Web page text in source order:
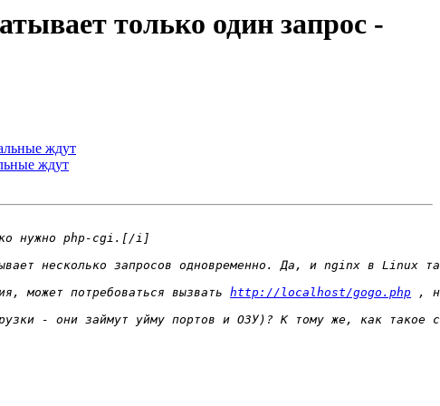
только один запрос -
ждут
ждут
может потребоваться вызвать http://localhost/gogo.php